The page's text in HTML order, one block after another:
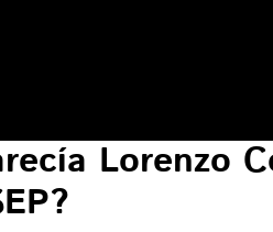
Lorenzo